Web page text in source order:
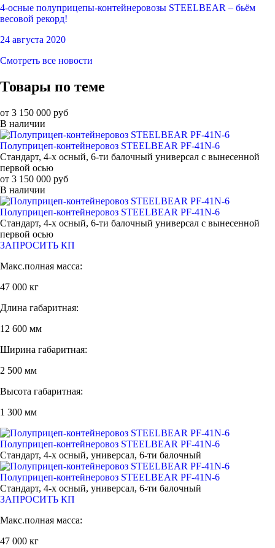
4-осные полуприцепы-контейнеровозы STEELBEAR – бьём
весовой рекорд!
24 августа 2020
Смотреть все новости
Товары по теме
от 3 150 000 руб
В наличии
Полуприцеп-контейнеровоз STEELBEAR PF-41N-6
Стандарт, 4-х осный, 6-ти балочный универсал с вынесенной
первой осью
от 3 150 000 руб
В наличии
Полуприцеп-контейнеровоз STEELBEAR PF-41N-6
Стандарт, 4-х осный, 6-ти балочный универсал с вынесенной
первой осью
ЗАПРОСИТЬ КП
Макс.полная масса:
47 000 кг
Длина габаритная:
12 600 мм
Ширина габаритная:
2 500 мм
Высота габаритная:
1 300 мм
Полуприцеп-контейнеровоз STEELBEAR PF-41N-6
Стандарт, 4-х осный, универсал, 6-ти балочный
Полуприцеп-контейнеровоз STEELBEAR PF-41N-6
Стандарт, 4-х осный, универсал, 6-ти балочный
ЗАПРОСИТЬ КП
Макс.полная масса:
47 000 кг